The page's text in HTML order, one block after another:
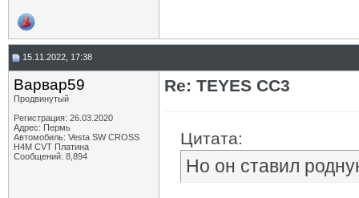
15.11.2022, 17:38
Варвар59
Продвинутый
Регистрация: 26.03.2020
Адрес: Пермь
Автомобиль: Vesta SW CROSS
H4M CVT Платина
Сообщений: 8,894
Re: TEYES CC3
Цитата:
Но он ставил